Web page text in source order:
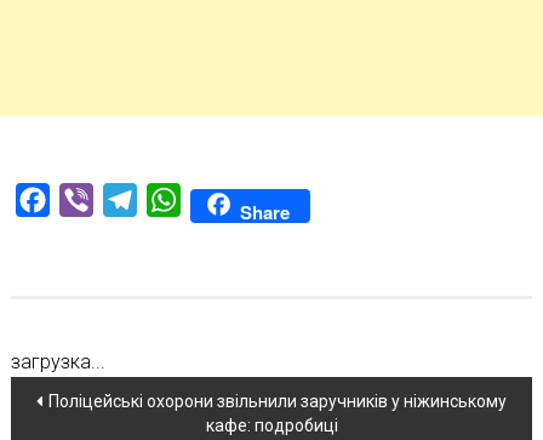
Facebook
Viber TelegramWhatsAppShare
загрузка...
Навігація
Поліцейські охорони звільнили заручників у ніжинському
кафе: подробиці